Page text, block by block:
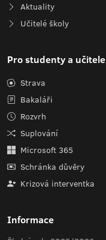
Aktuality
Učitelé školy
Pro studenty a učitele
Strava
Bakaláři
Rozvrh
Suplování
Microsoft 365
Schránka důvěry
Krizová interventka
Informace